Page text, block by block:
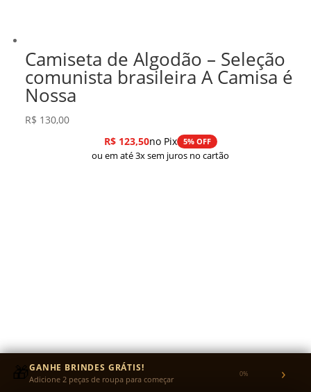
Camiseta de Algodão – Seleção
comunista brasileira A Camisa é
Nossa
R$ 130,00
R$123,50no Pix 5% OFF
ou em até 3x sem juros no cartão
🎁GANHE BRINDES GRÁTIS!
Adicione 2 peças de roupa para começar 0% ›